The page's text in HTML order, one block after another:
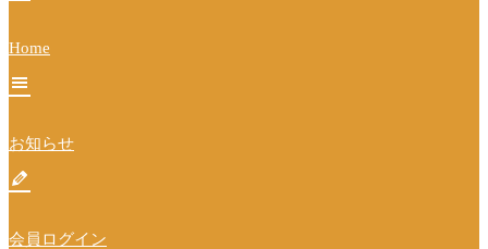
ョ
ン
Home
お知らせ
会員ログイン